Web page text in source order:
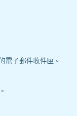
電子郵件收件匣。